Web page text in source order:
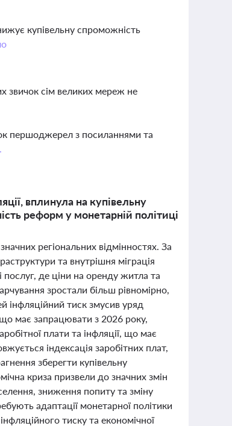
купівельну спроможність
звичок сім великих мереж не
першоджерел з посиланнями та
вплинула на купівельну
реформ у монетарній політиці
регіональних відмінностях. За
та внутрішня міграція
послуг, де ціни на оренду житла та
зростали більш рівномірно,
інфляційний тиск змусив уряд
має запрацювати з 2026 року,
плати та інфляції, що має
індексація заробітних плат,
зберегти купівельну
криза призвели до значних змін
зниження попиту та зміну
адаптації монетарної політики
тиску та економічної